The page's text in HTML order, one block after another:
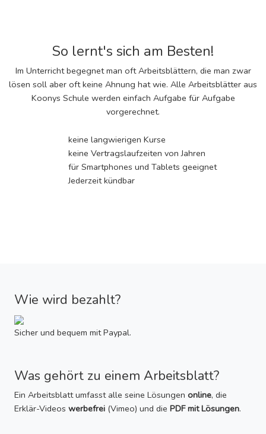
So lernt's sich am Besten!
Im Unterricht begegnet man oft Arbeitsblättern, die man zwar
lösen soll aber oft keine Ahnung hat wie. Alle Arbeitsblätter aus
Koonys Schule werden einfach Aufgabe für Aufgabe
vorgerechnet.
keine langwierigen Kurse
keine Vertragslaufzeiten von Jahren
für Smartphones und Tablets geeignet
Jederzeit kündbar
Wie wird bezahlt?
Sicher und bequem mit Paypal.
Was gehört zu einem Arbeitsblatt?
Ein Arbeitsblatt umfasst alle seine Lösungen online, die
Erklär-Videos werbefrei (Vimeo) und die PDF mit Lösungen.